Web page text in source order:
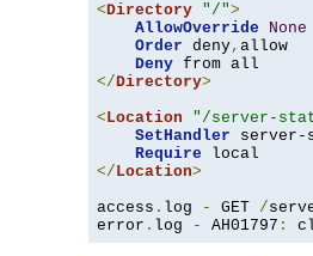
<Directory "/">
AllowOverride
None
Order deny, allow
Deny
</Directory>
<Location "/server-
SetHandler server-
Require
</Location>
access . log - GET /
error . log - AH01797 :